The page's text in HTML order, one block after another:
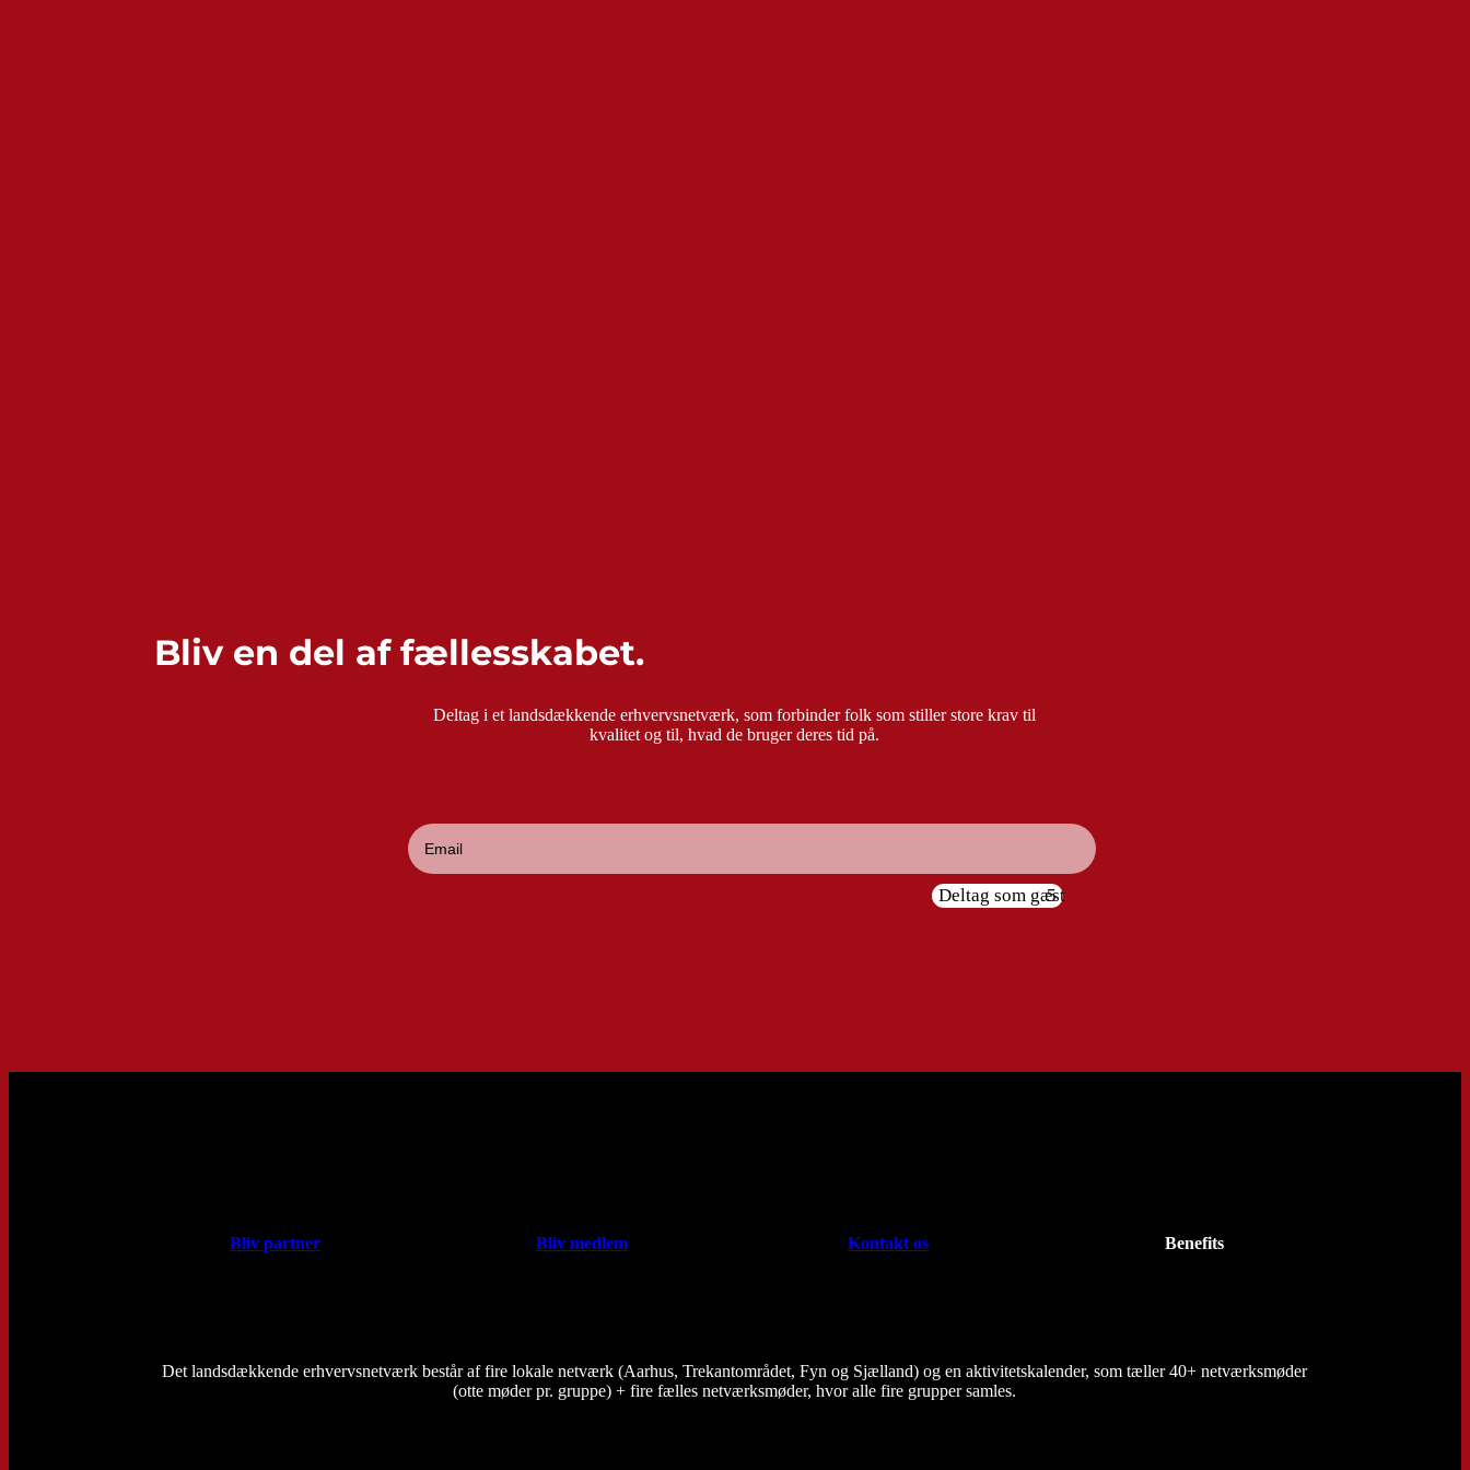
Bliv en del af fællesskabet.
Deltag i et landsdækkende erhvervsnetværk, som forbinder folk som stiller store krav til
kvalitet og til, hvad de bruger deres tid på.
Deltag som gæst
Bliv partner Bliv medlem Kontakt os Benefits
Det landsdækkende erhvervsnetværk består af fire lokale netværk (Aarhus, Trekantområdet, Fyn og Sjælland) og en aktivitetskalender, som tæller 40+ netværksmøder
(otte møder pr. gruppe) + fire fælles netværksmøder, hvor alle fire grupper samles.